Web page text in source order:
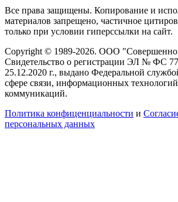
Все права защищены. Копирование и
материалов запрещено, частичное
только при условии гиперссылки на сайт.
Copyright © 1989-2026. ООО "Совершенно
Свидетельство о регистрации ЭЛ № ФС
25.12.2020 г., выдано Федеральной
сфере связи, информационных
коммуникаций.
Политика конфиценциальности и
персональных данных